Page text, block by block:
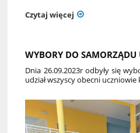
Czytaj więcej
WYBORY DO SAMORZĄDU
Dnia 26.09.2023r odbyły się
udział wszyscy obecni uczniowie